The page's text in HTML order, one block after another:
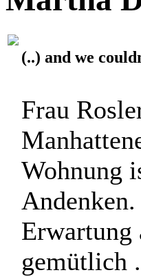
(..) and we
Frau
Wohnung
Erwartung
gemütlich